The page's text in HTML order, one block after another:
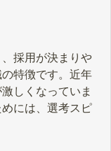
採用が決まりや
特徴です。近年
しくなっていま
には、選考スピ